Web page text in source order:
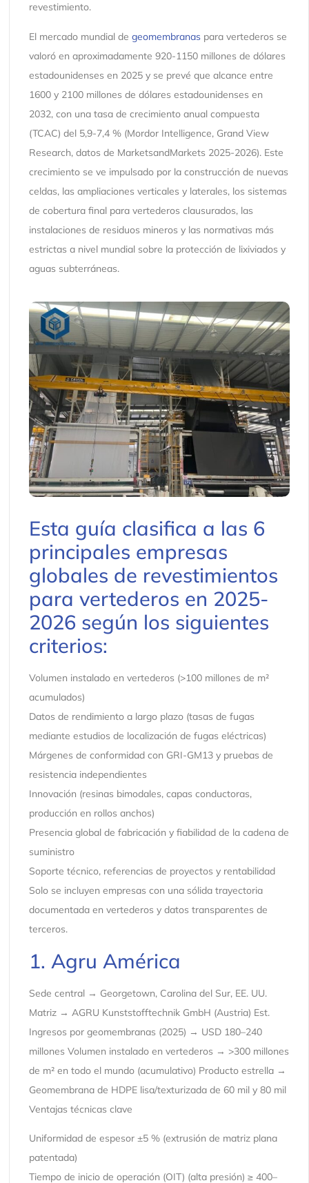
revestimiento.
El mercado mundial de geomembranaspara vertederos se
valoró en aproximadamente 920-1150 millones de dólares
estadounidenses en 2025 y se prevé que alcance entre
1600 y 2100 millones de dólares estadounidenses en
2032, con una tasa de crecimiento anual compuesta
(TCAC) del 5,9-7,4 % (Mordor Intelligence, Grand View
Research, datos de MarketsandMarkets 2025-2026). Este
crecimiento se ve impulsado por la construcción de nuevas
celdas, las ampliaciones verticales y laterales, los sistemas
de cobertura final para vertederos clausurados, las
instalaciones de residuos mineros y las normativas más
estrictas a nivel mundial sobre la protección de lixiviados y
aguas subterráneas.
Esta guía clasifica a las 6
principales empresas
globales de revestimientos
para vertederos en 2025-
2026 según los siguientes
criterios:
Volumen instalado en vertederos (>100 millones de m²
acumulados)
Datos de rendimiento a largo plazo (tasas de fugas
mediante estudios de localización de fugas eléctricas)
Márgenes de conformidad con GRI-GM13 y pruebas de
resistencia independientes
Innovación (resinas bimodales, capas conductoras,
producción en rollos anchos)
Presencia global de fabricación y fiabilidad de la cadena de
suministro
Soporte técnico, referencias de proyectos y rentabilidad
Solo se incluyen empresas con una sólida trayectoria
documentada en vertederos y datos transparentes de
terceros.
1. Agru América
Sede central → Georgetown, Carolina del Sur, EE. UU.
Matriz → AGRU Kunststofftechnik GmbH (Austria) Est.
Ingresos por geomembranas (2025) → USD 180–240
millones Volumen instalado en vertederos → >300 millones
de m² en todo el mundo (acumulativo) Producto estrella →
Geomembrana de HDPE lisa/texturizada de 60 mil y 80 mil
Ventajas técnicas clave
Uniformidad de espesor ±5 % (extrusión de matriz plana
patentada)
Tiempo de inicio de operación (OIT) (alta presión) ≥ 400–